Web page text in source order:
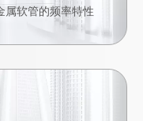
属软管的频率特性